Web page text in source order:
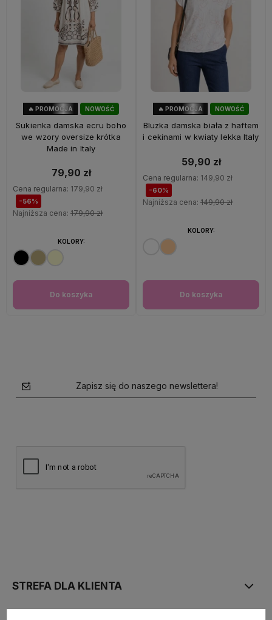
NOWOŚĆ
🔥 PROMOCJA
Sukienka damska ecru boho
we wzory oversize krótka
Made in Italy
79,90 zł
Cena regularna: 179,90 zł
-56%
Najniższa cena: 179,90 zł
Do koszyka
KOLORY:
NOWOŚĆ
OKAZJA
🔥 PROMOCJA
Bluzka damska biała z haftem
i cekinami w kwiaty lekka Italy
59,90 zł
Cena regularna: 149,90 zł
-60%
Najniższa cena: 149,90 zł
Do koszyka
KOLORY:
Zapisz się do naszego newslettera!
STREFA DLA KLIENTA